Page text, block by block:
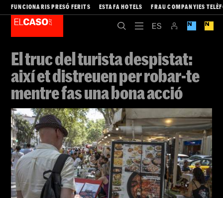
FUNCIONARIS PRESÓ FERITS ESTAFA HOTELS FRAU COMPANYIES
El truc del turista despistat:
així et distreuen per robar-te
mentre fas una bona acció